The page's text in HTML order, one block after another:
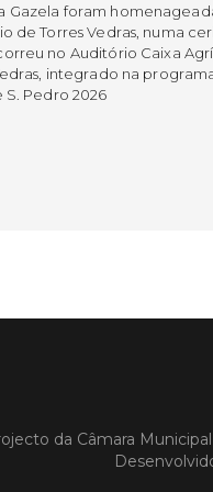
Gazela foram
de Torres Vedras, numa
no Auditório Caixa
integrado na
S. Pedro 2026
de
foi assinado na manhã de
numa cerimónia realizada
da Câmara